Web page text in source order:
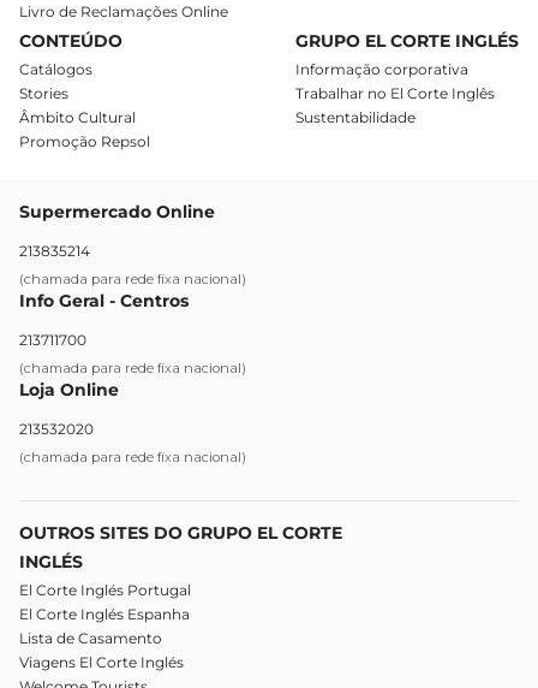
Livro de Reclamações Online
CONTEÚDO
Catálogos
Stories
Âmbito Cultural
Promoção Repsol
GRUPO EL CORTE INGLÉS
Informação corporativa
Trabalhar no El Corte Inglês
Sustentabilidade
Supermercado Online
213835214
(chamada para rede fixa nacional)
Info Geral - Centros
213711700
(chamada para rede fixa nacional)
Loja Online
213532020
(chamada para rede fixa nacional)
OUTROS SITES DO GRUPO EL CORTE
INGLÉS
El Corte Inglés Portugal
El Corte Inglés Espanha
Lista de Casamento
Viagens El Corte Inglés